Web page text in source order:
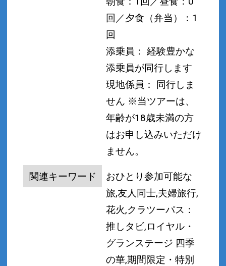
回／夕食（弁当）：1
回
添乗員： 経験豊かな
添乗員が同行します
現地係員： 同行しま
せん ※当ツアーは、
年齢が18歳未満の方
はお申し込みいただけ
ません。
関連キーワード
おひとり参加可能な
旅,友人同士,夫婦旅行,
花火,クラツーパス：
推しタビ,ロイヤル・
グランステージ 四季
の華,期間限定・特別